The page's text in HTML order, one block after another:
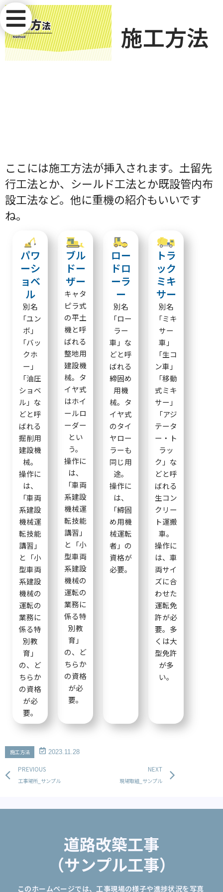
施工方法
ここには施工方法が挿入されます。土留先
行工法とか、シールド工法とか既設管内布
設工法など。他に重機の紹介もいいです
ね。
パワ
ーシ
ョベ
ル
別名
「ユン
ボ」
「バッ
クホ
ー」
「油圧
ショベ
ル」な
どと呼
ばれる
掘削用
建設機
械。
操作に
は、
「車両
系建設
機械運
転技能
講習」
と「小
型車両
系建設
機械の
運転の
業務に
係る特
別教
育」
の、ど
ちらか
の資格
が必
要。
ブル
ドー
ザー
キャタ
ピラ式
の平土
機と呼
ばれる
整地用
建設機
械。タ
イヤ式
はホイ
ールロ
ーダー
とい
う。
操作に
は、
「車両
系建設
機械運
転技能
講習」
と「小
型車両
系建設
機械の
運転の
業務に
係る特
別教
育」
の、ど
ちらか
の資格
が必
要。
ロー
ドロ
ーラ
ー
別名
「ロー
ラー
車」な
どと呼
ばれる
締固め
用機
械。タ
イヤ式
のタイ
ヤロー
ラーも
同じ用
途。
操作に
は、
「締固
め用機
械運転
者」の
資格が
必要。
トラ
ック
ミキ
サー
別名
「ミキ
サー
車」
「生コ
ン車」
「移動
式ミキ
サー」
「アジ
テータ
ー・ト
ラッ
ク」な
どと呼
ばれる
生コン
クリー
ト運搬
車。
操作に
は、車
両サイ
ズに合
わせた
運転免
許が必
要。多
くは大
型免許
が多
い。
施工方法 2023.11.28
Prev
PREVIOUS
工事場所_サンプル
NEXT
現場取組_サンプル
道路改築工事
（サンプル工事）
このホームページでは、工事現場の様子や進捗状況を写真